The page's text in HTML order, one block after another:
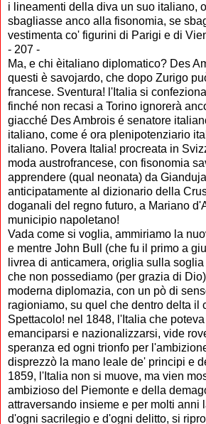
i lineamenti della diva un suo italiano,
sbagliasse anco alla fisonomia, se
vestimenta co' figurini di Parigi e di
- 207 -
Ma, e chi èitaliano diplomatico? Des
questi è savojardo, che dopo Zurigo
francese. Sventura! l'Italia si
finché non recasi a Torino ignorerà
giacché Des Ambrois é senatore
italiano, come é ora plenipotenziario
italiano. Povera Italia! procreata in
moda austrofrancese, con fisonomia
apprendere (qual neonata) da
anticipatamente al dizionario della
doganali del regno futuro, a Mariano
municipio napoletano!
Vada come si voglia, ammiriamo la
e mentre John Bull (che fu il primo a
livrea di anticamera, origlia sulla
che non possediamo (per grazia di
moderna diplomazia, con un pò di
ragioniamo, su quel che dentro delta il
Spettacolo! nel 1848, l'Italia che
emanciparsi e nazionalizzarsi, vide
speranza ed ogni trionfo per
disprezzò la mano leale de' principi e
1859, l'Italia non si muove, ma vien
ambizioso del Piemonte e della
attraversando insieme e per molti anni
d'ogni sacrilegio e d'ogni delitto, si